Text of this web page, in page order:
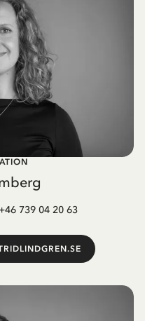
739 04 20 63